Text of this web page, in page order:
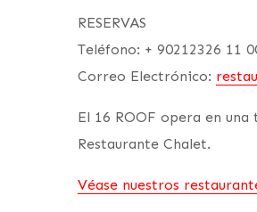
RESERVAS
Teléfono: + 90212326 11
Correo Electrónico:
El 16 ROOF opera en
Restaurante Chalet.
Véase nuestros